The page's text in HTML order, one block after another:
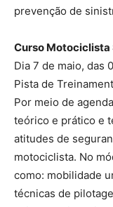
prevenção de
Curso Motociclista
Dia 7 de maio, das
Pista de
Por meio de
teórico e prático e
atitudes de
motociclista. No
como: mobilidade
técnicas de